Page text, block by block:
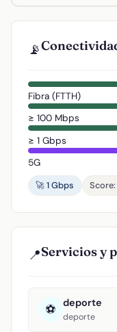
📡
Fibra (FTTH)
≥ 100 Mbps
≥ 1 Gbps
5G
🚀 1 Gbps
📍Servicios y
⚽ deporte
deporte